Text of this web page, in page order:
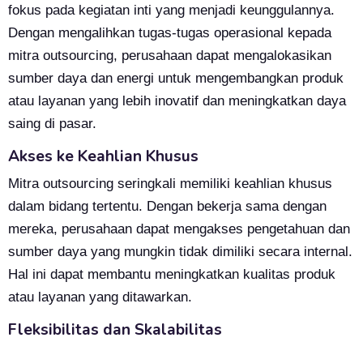
fokus pada kegiatan inti yang menjadi keunggulannya.
Dengan mengalihkan tugas-tugas operasional kepada
mitra outsourcing, perusahaan dapat mengalokasikan
sumber daya dan energi untuk mengembangkan produk
atau layanan yang lebih inovatif dan meningkatkan daya
saing di pasar.
Akses ke Keahlian Khusus
Mitra outsourcing seringkali memiliki keahlian khusus
dalam bidang tertentu. Dengan bekerja sama dengan
mereka, perusahaan dapat mengakses pengetahuan dan
sumber daya yang mungkin tidak dimiliki secara internal.
Hal ini dapat membantu meningkatkan kualitas produk
atau layanan yang ditawarkan.
Fleksibilitas dan Skalabilitas